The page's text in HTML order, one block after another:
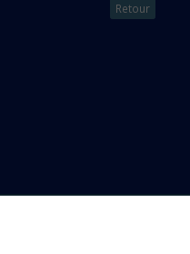
Retour